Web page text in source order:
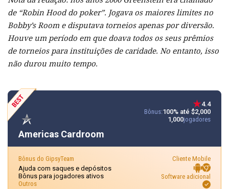
de “Robin Hood do poker”. Jogava os maiores limites no
Bobby’s Room e disputava torneios apenas por diversão.
Houve um período em que doava todos os seus prêmios
de torneios para instituições de caridade. No entanto, isso
não durou muito tempo.
Americas Cardroom
4.4
Bônus:100% até $2,000
1,000jogadores
Bônus do GipsyTeam
Ajuda com saques e depósitos
Bônus para jogadores ativos
Outros
Cliente Mobile
Software adicional